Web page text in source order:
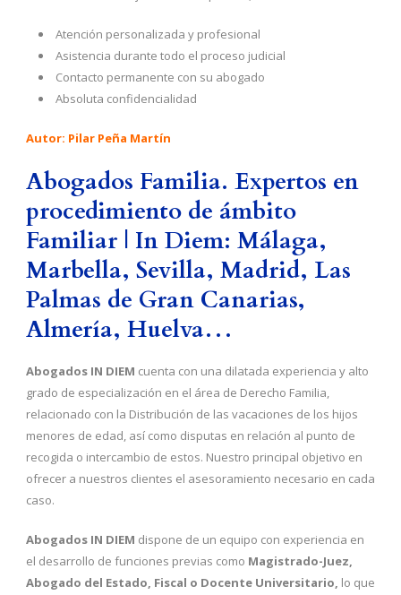
Atención personalizada y profesional
Asistencia durante todo el proceso judicial
Contacto permanente con su abogado
Absoluta confidencialidad
Autor: Pilar Peña Martín
Abogados Familia. Expertos en
procedimiento de ámbito
Familiar | In Diem: Málaga,
Marbella, Sevilla, Madrid, Las
Palmas de Gran Canarias,
Almería, Huelva…
Abogados IN DIEM cuenta con una dilatada experiencia y alto
grado de especialización en el área de Derecho Familia,
relacionado con la Distribución de las vacaciones de los hijos
menores de edad, así como disputas en relación al punto de
recogida o intercambio de estos. Nuestro principal objetivo en
ofrecer a nuestros clientes el asesoramiento necesario en cada
caso.
Abogados IN DIEM dispone de un equipo con experiencia en
el desarrollo de funciones previas como Magistrado-Juez,
Abogado del Estado, Fiscal o Docente Universitario, lo que